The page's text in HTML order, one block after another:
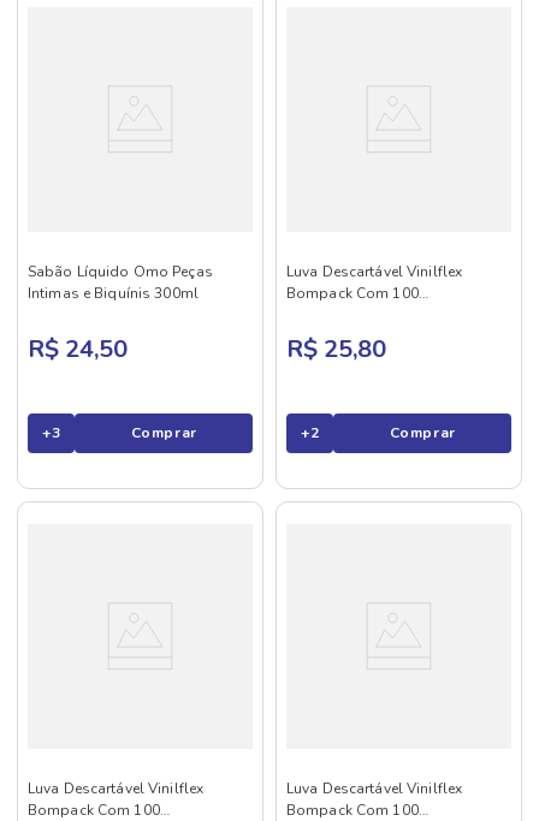
Sabão Líquido Omo Peças
Intimas e Biquínis 300ml
R$ 24,50
+3 Comprar
Luva Descartável Vinilflex
Bompack Com 100
R$ 25,80
+2 Comprar
Luva Descartável Vinilflex
Bompack Com 100
Luva Descartável Vinilflex
Bompack Com 100